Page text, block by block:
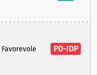
Favorevole PD-IDP